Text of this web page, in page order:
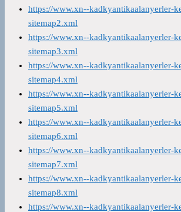
https://www.xn--kadkyantikaalanyerler-
sitemap2.xml
https://www.xn--kadkyantikaalanyerler-
sitemap3.xml
https://www.xn--kadkyantikaalanyerler-
sitemap4.xml
https://www.xn--kadkyantikaalanyerler-
sitemap5.xml
https://www.xn--kadkyantikaalanyerler-
sitemap6.xml
https://www.xn--kadkyantikaalanyerler-
sitemap7.xml
https://www.xn--kadkyantikaalanyerler-
sitemap8.xml
https://www.xn--kadkyantikaalanyerler-